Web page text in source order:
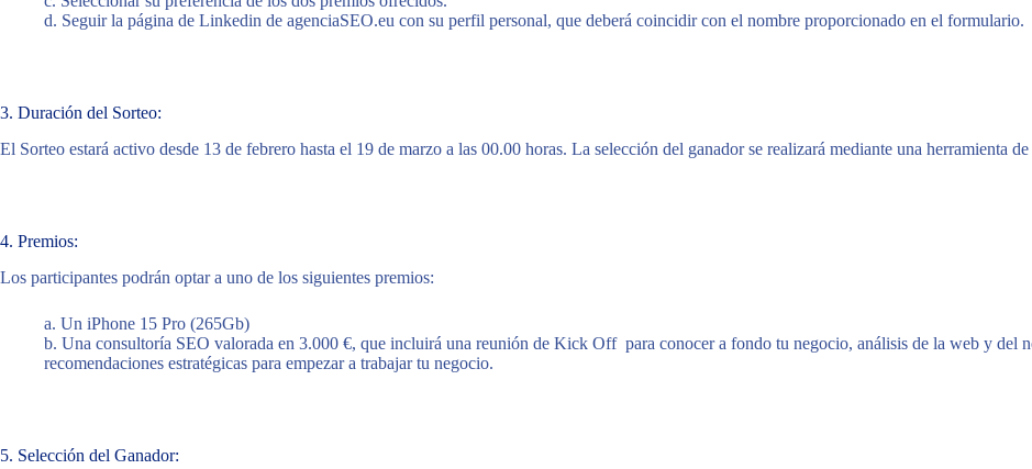
d. Seguir la página de Linkedin de agenciaSEO.eu con su perfil personal, que deberá coincidir con el nombre proporcionado en el formulario.
3. Duración del Sorteo:
El Sorteo estará activo desde 13 de febrero hasta el 19 de marzo a las 00.00 horas. La selección del ganador se realizará mediante una herramienta
4. Premios:
Los participantes podrán optar a uno de los siguientes premios:
a. Un iPhone 15 Pro (265Gb)
b. Una consultoría SEO valorada en 3.000 €, que incluirá una reunión de Kick Off para conocer a fondo tu negocio, análisis de la web y del
recomendaciones estratégicas para empezar a trabajar tu negocio.
5. Selección del Ganador: